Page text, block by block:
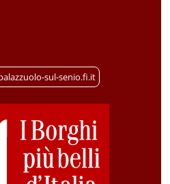
sul-senio.fi.it